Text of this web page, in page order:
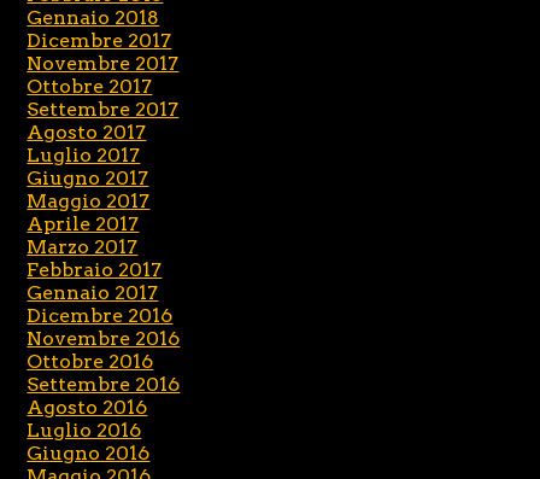
Gennaio 2018
Dicembre 2017
Novembre 2017
Ottobre 2017
Settembre 2017
Agosto 2017
Luglio 2017
Giugno 2017
Maggio 2017
Aprile 2017
Marzo 2017
Febbraio 2017
Gennaio 2017
Dicembre 2016
Novembre 2016
Ottobre 2016
Settembre 2016
Agosto 2016
Luglio 2016
Giugno 2016